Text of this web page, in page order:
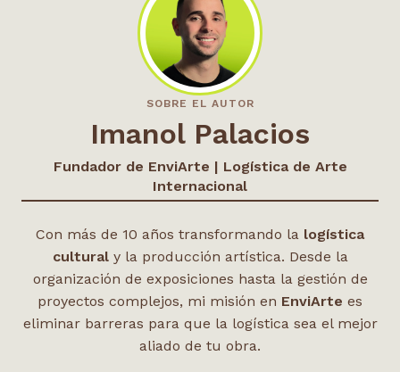
SOBRE EL AUTOR
Imanol Palacios
Fundador de EnviArte | Logística de Arte
Internacional
Con más de 10 años transformando la logística
culturaly la producción artística. Desde la
organización de exposiciones hasta la gestión de
proyectos complejos, mi misión en EnviArte es
eliminar barreras para que la logística sea el mejor
aliado de tu obra.